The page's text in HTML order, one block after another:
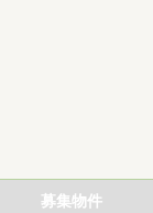
募集物件